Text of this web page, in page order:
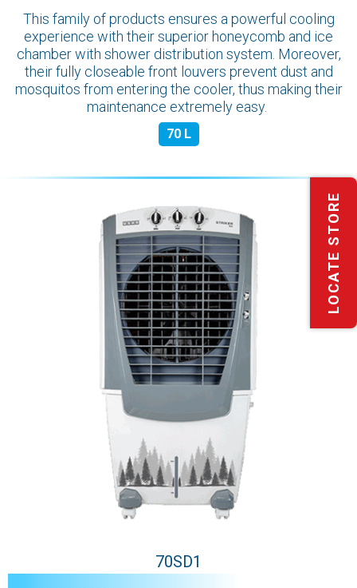
This family of products ensures a powerful cooling
experience with their superior honeycomb and ice
chamber with shower distribution system. Moreover,
their fully closeable front louvers prevent dust and
mosquitos from entering the cooler, thus making their
maintenance extremely easy.
70 L
70SD1
LOCATE STORE